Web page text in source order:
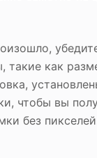
такие как
чтобы вы
без